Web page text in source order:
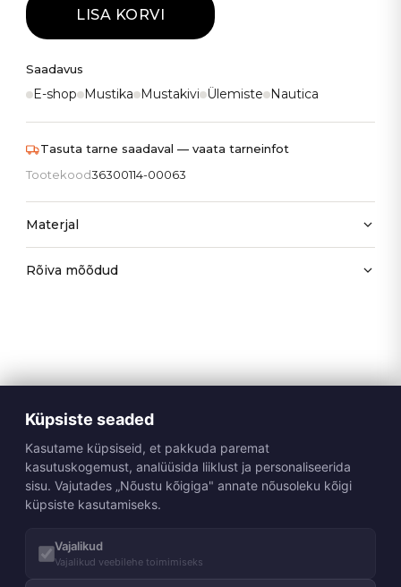
LISA KORVI
Saadavus
E-shop Mustika Mustakivi Ülemiste Nautica
Tasuta tarne saadaval — vaata tarneinfot
Tootekood36300114-00063
Materjal
Rõiva mõõdud
Küpsiste seaded
Kasutame küpsiseid, et pakkuda paremat
kasutuskogemust, analüüsida liiklust ja personaliseerida
sisu. Vajutades „Nõustu kõigiga" annate nõusoleku kõigi
küpsiste kasutamiseks.
Vajalikud
Vajalikud veebilehe toimimiseks